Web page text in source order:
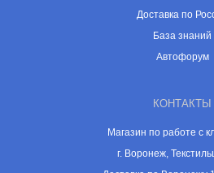
Доставка по
База знаний
Автофорум
КОНТАКТЫ
Магазин по работе с
г. Воронеж,